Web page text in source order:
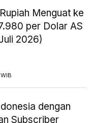
Menguat ke
per Dolar AS
2026)
dengan
Subscriber